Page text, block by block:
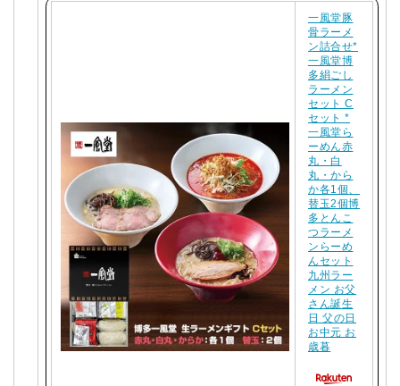
一風堂豚
骨ラーメ
ン詰合せ*
一風堂博
多絹ごし
ラーメン
セット C
セット *
一風堂ら
ーめん赤
丸・白
丸・から
か各1個、
替玉2個博
多とんこ
つラーメ
ンらーめ
んセット
九州ラー
メン お父
さん誕生
日 父の日
お中元 お
歳暮